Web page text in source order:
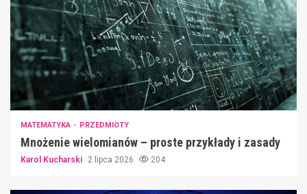
MATEMATYKA PRZEDMIOTY
Mnożenie wielomianów – proste przykłady i zasady
Karol Kucharski 2 lipca 2026 204